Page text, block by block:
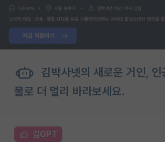
김박사넷의 새로운 거인,
물로 더 멀리 바라보세요.
김GPT